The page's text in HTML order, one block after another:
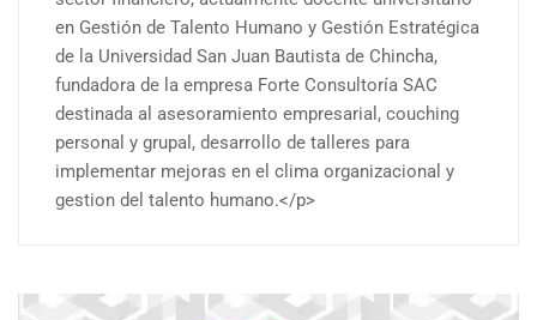
en Gestión de Talento Humano y Gestión Estratégica
de la Universidad San Juan Bautista de Chincha,
fundadora de la empresa Forte Consultoría SAC
destinada al asesoramiento empresarial, couching
personal y grupal, desarrollo de talleres para
implementar mejoras en el clima organizacional y
gestion del talento humano.</p>